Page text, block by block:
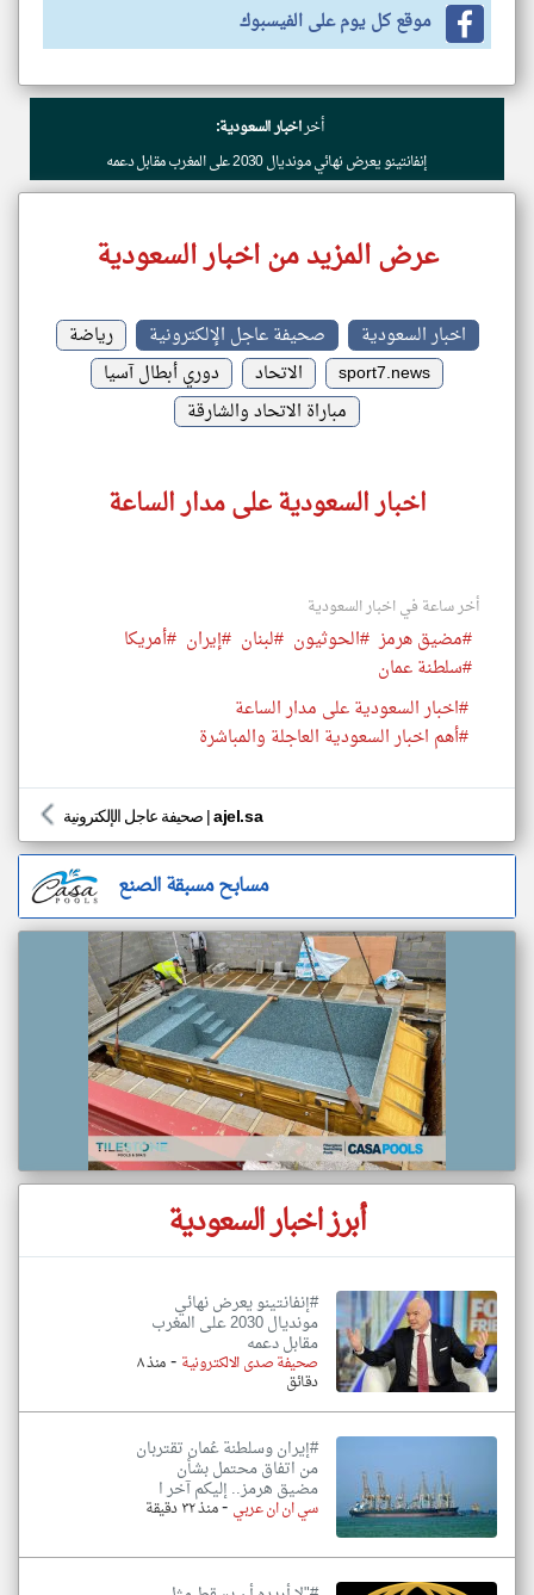
موقع كل يوم على الفيسبوك
أخراخبار السعودية:
إنفانتينو يعرض نهائي مونديال 2030 على المغرب مقابل دعمه
عرض المزيد من اخبار السعودية
اخبار السعودية صحيفة عاجل الإلكترونية
رياضة
sport7.news
الاتحاد
دوري أبطال آسيا
مباراة الاتحاد والشارقة
اخبار السعودية على مدار الساعة
أخر ساعة في اخبار السعودية
#مضيق هرمز #الحوثيون #لبنان #إيران #أمريكا
#سلطنة عمان
#اخبار السعودية على مدار الساعة
#أهم اخبار السعودية العاجلة والمباشرة
صحيفة عاجل الإلكترونية |ajel.sa
مسابح مسبقة الصنع
أبرز اخبار السعودية
#إنفانتينو يعرض نهائي
مونديال 2030 على المغرب
مقابل دعمه
صحيفة صدى الالكترونية - منذ ٨
دقائق
#إيران وسلطنة عُمان تقتربان
من اتفاق محتمل بشأن
مضيق هرمز.. إليكم آخر ا
سي ان ان عربي -منذ ٣٢ دقيقة